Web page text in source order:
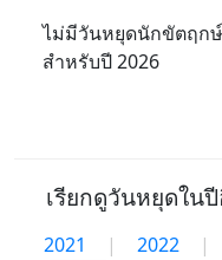
ไม่มีวันหยุดนักขัตฤกษ์
สำหรับปี 2026
เรียกดูวันหยุดใน
2021 | 2022 |